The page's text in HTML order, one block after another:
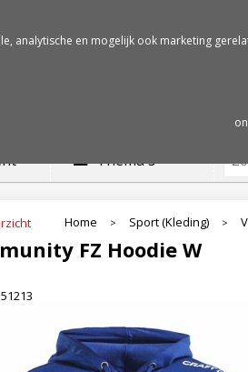
Thema's
Home > Sport (Kleding) >
FZ Hoodie W
analytische en mogelijk ook marketing